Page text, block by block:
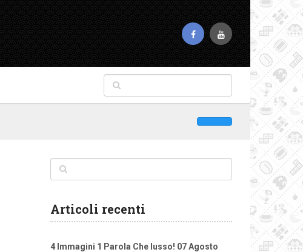
Articoli recenti
4 Immagini 1 Parola Che lusso! 07 Agosto